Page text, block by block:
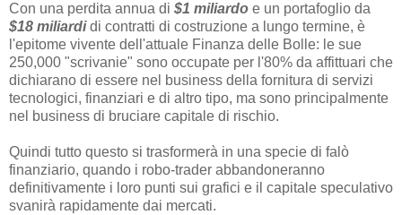
Con una perdita annua di $1 miliardo e un portafoglio da
$18 miliardidi contratti di costruzione a lungo termine, è
l'epitome vivente dell'attuale Finanza delle Bolle: le sue
250,000 "scrivanie" sono occupate per l'80% da affittuari che
dichiarano di essere nel business della fornitura di servizi
tecnologici, finanziari e di altro tipo, ma sono principalmente
nel business di bruciare capitale di rischio.
Quindi tutto questo si trasformerà in una specie di falò
finanziario, quando i robo-trader abbandoneranno
definitivamente i loro punti sui grafici e il capitale speculativo
svanirà rapidamente dai mercati.